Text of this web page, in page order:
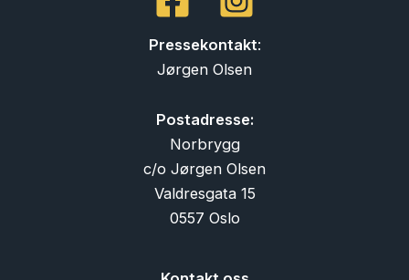
Pressekontakt:
Jørgen Olsen
Postadresse:
Norbrygg
c/o Jørgen Olsen
Valdresgata 15
0557 Oslo